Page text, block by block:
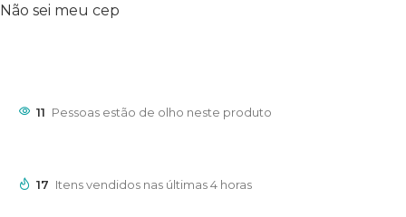
Não sei meu cep
11 Pessoas estão de olho neste produto
17 Itens vendidos nas últimas 4 horas